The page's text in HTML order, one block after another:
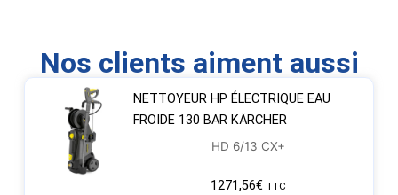
Nos clients aiment aussi
NETTOYEUR HP ÉLECTRIQUE EAU
FROIDE 130 BAR KÄRCHER
HD 6/13 CX+
1271,56€ TTC